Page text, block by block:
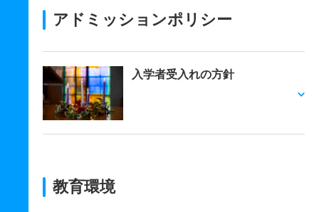
アドミッションポリシー
入学者受入れの方針
教育環境